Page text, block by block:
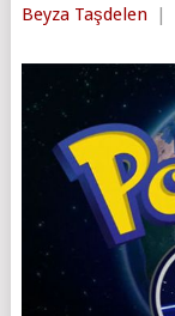
Beyza Taşdelen |